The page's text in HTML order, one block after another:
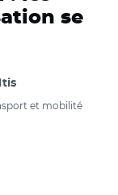
se
et mobilité